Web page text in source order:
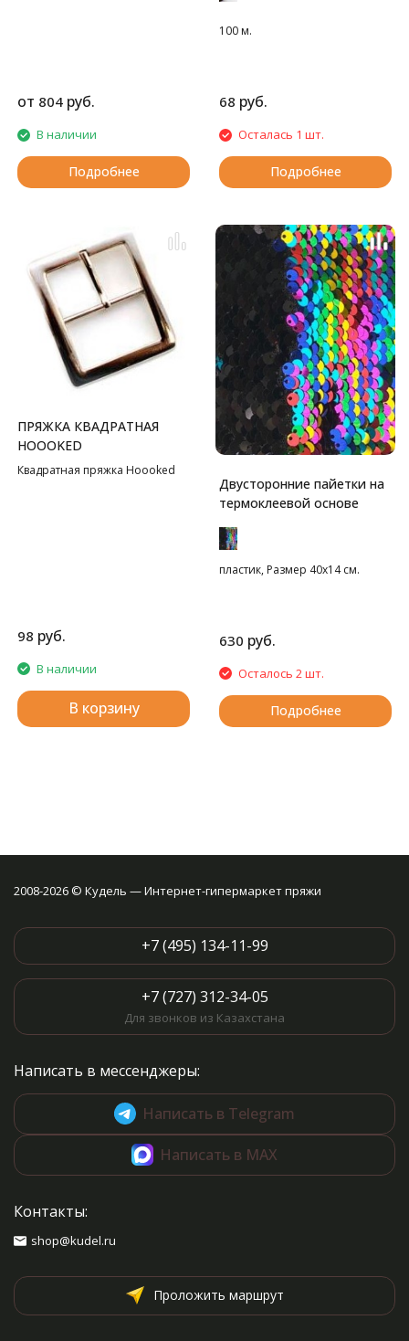
от 804 руб.
В наличии
Подробнее
100 м.
68 руб.
Осталась 1 шт.
Подробнее
ПРЯЖКА КВАДРАТНАЯ
HOOOKED
Квадратная пряжка Hoooked
98 руб.
В наличии
В корзину
Двусторонние пайетки на
термоклеевой основе
пластик, Размер 40х14 см.
630 руб.
Осталось 2 шт.
Подробнее
2008-2026 © Кудель — Интернет-гипермаркет пряжи
+7 (495) 134-11-99
+7 (727) 312-34-05
Для звонков из Казахстана
Написать в мессенджеры:
Написать в Telegram
Написать в MAX
Контакты:
shop@kudel.ru
Проложить маршрут